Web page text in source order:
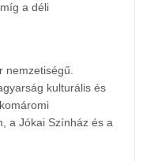
a déli
nemzetiségű.
kulturális és
a Jókai Színház és a